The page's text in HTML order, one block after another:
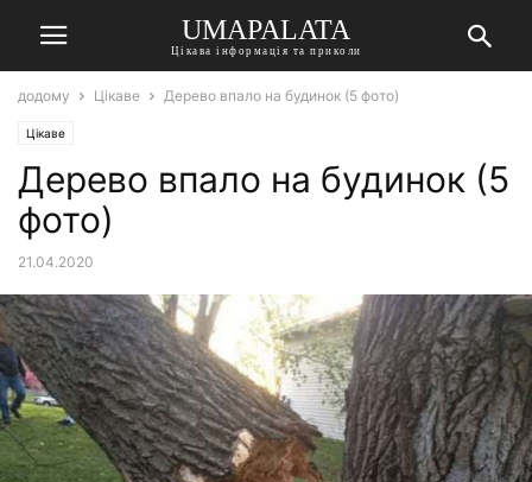
UMAPALATA
Цікава інформація та приколи
додому Цікаве Дерево впало на будинок (5 фото)
Цікаве
Дерево впало на будинок (5
фото)
21.04.2020